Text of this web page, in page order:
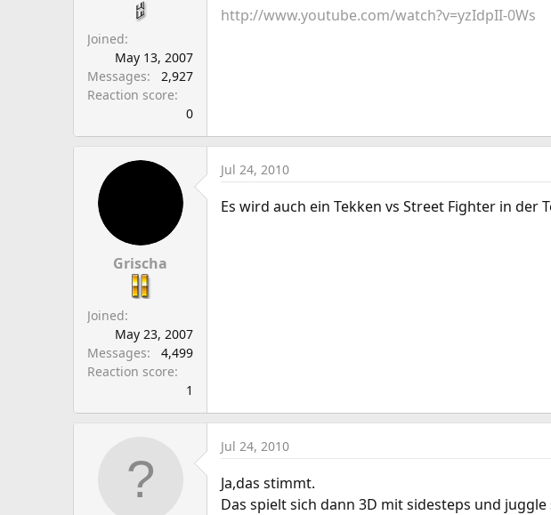
t
r
Joined
May 13, 2007
Messages
2,927
Reaction score
0
http://www.youtube.com/watch?v=yzIdpII-0Ws
Grischa
Joined
May 23, 2007
Messages
4,499
Reaction score
1
Jul 24, 2010
Es wird auch ein Tekken vs Street Fighter in der
Jul 24, 2010
Ja,das stimmt.
Das spielt sich dann 3D mit sidesteps und juggle